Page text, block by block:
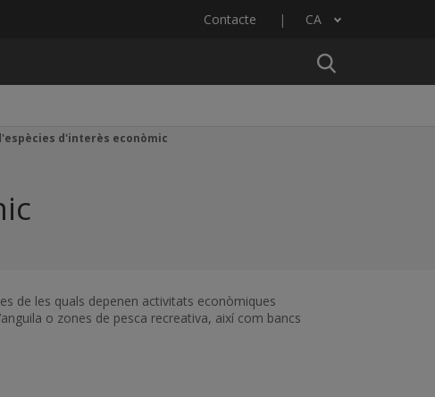
Contacte CA
Llista les accions addicionals
d'interès econòmic
de les quals depenen activitats econòmiques
o zones de pesca recreativa, així com bancs